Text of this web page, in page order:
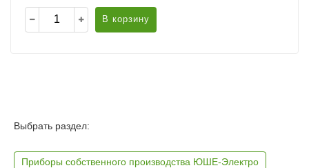
В корзину
Выбрать раздел:
Приборы собственного производства ЮШЕ-Электро